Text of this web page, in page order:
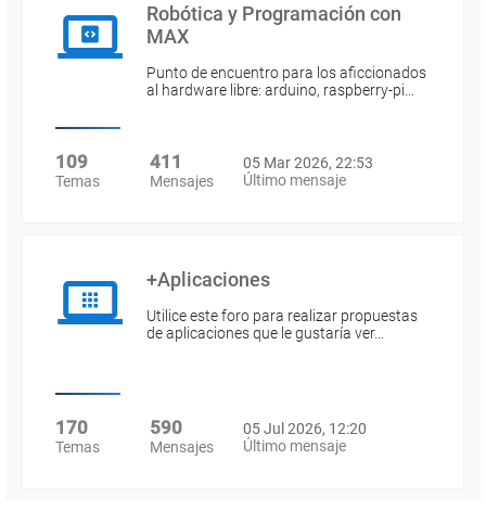
Robótica y Programación con
MAX
Punto de encuentro para los aficcionados
al hardware libre: arduino, raspberry-pi…
109
Temas
411
Mensajes
05 Mar 2026, 22:53
Último mensaje
+Aplicaciones
Utilice este foro para realizar propuestas
de aplicaciones que le gustaría ver…
170
Temas
590
Mensajes
05 Jul 2026, 12:20
Último mensaje